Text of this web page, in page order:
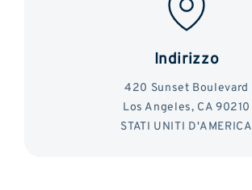
Indirizzo
420 Sunset Boulevard
Los Angeles, CA 90210
STATI UNITI D'AMERICA